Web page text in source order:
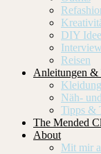
DIY
Reisen
Anleitungen &
Näh-
Tipps &
The Mended
About
Mit mir